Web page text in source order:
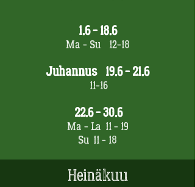
1.6 - 18.6
Ma - Su 12-18
Juhannus 19.6 - 21.6
11-16
22.6 - 30.6
Ma - La 11 - 19
Su 11 - 18
Heinäkuu